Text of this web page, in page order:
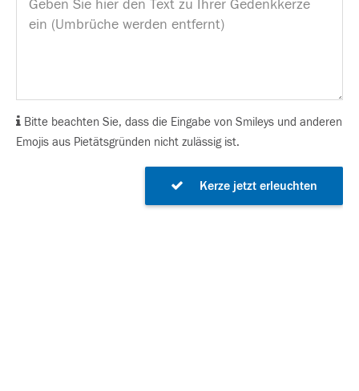
Bitte beachten Sie, dass die Eingabe von Smileys und anderen
Emojis aus Pietätsgründen nicht zulässig ist.
Kerze jetzt erleuchten